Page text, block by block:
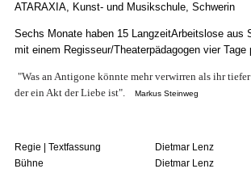
ATARAXIA, Kunst- und Musikschule, Schwerin
Sechs Monate haben 15 LangzeitArbeitslose aus
mit einem Regisseur/Theaterpädagogen vier
"Was an Antigone könnte mehr verwirren als ihr
der ein Akt der Liebe ist".
Markus Steinweg
Regie | Textfassung
Dietmar Lenz
Bühne
Dietmar Lenz